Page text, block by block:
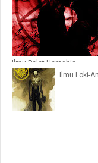
Ilmu Pelet Heraghia
Ilmu Loki-